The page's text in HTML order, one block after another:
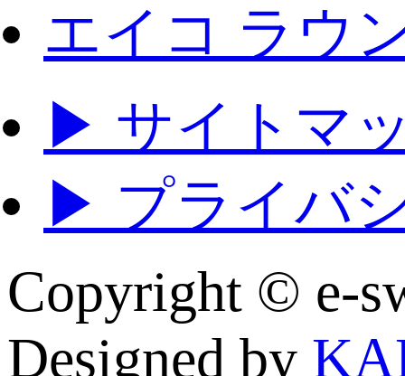
エイコ ラウ
▶ サイトマ
▶ プライバ
Copyright © e-
Designed by